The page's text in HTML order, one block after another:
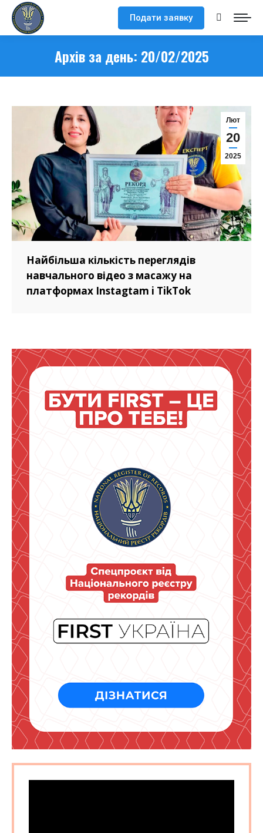
Подати заявку Search:
Архів за день: 20/02/2025
Лют
20
2025
Найбільша кількість переглядів
навчального відео з масажу на
платформах Instagtam i TikTok